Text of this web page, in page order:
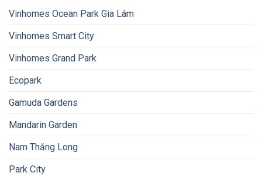
Vinhomes Ocean Park Gia Lâm
Vinhomes Smart City
Vinhomes Grand Park
Ecopark
Gamuda Gardens
Mandarin Garden
Nam Thăng Long
Park City